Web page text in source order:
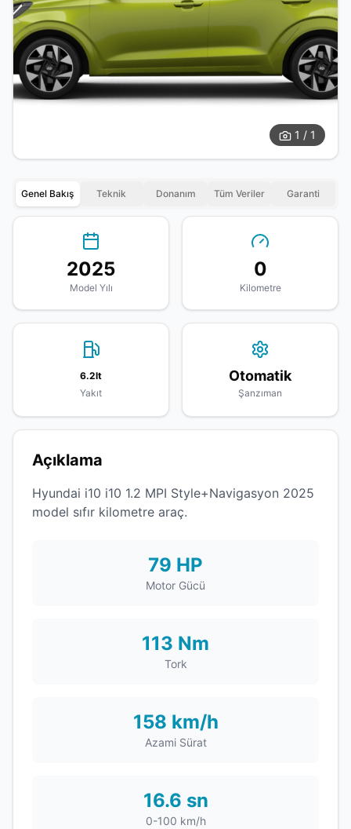
1 / 1
Genel Bakış Teknik Donanım Tüm Veriler Garanti
2025
Model Yılı
0
Kilometre
6.2lt
Yakıt
Otomatik
Şanzıman
Açıklama
Hyundai i10 i10 1.2 MPI Style+Navigasyon 2025
model sıfır kilometre araç.
79 HP
Motor Gücü
113 Nm
Tork
158 km/h
Azami Sürat
16.6 sn
0-100 km/h